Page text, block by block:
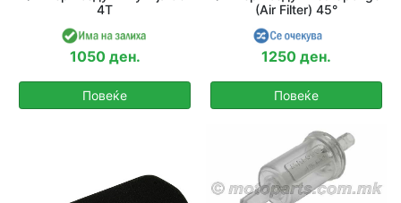
4T
1050 ден.
Повеќе
(Air Filter) 45°
1250 ден.
Повеќе